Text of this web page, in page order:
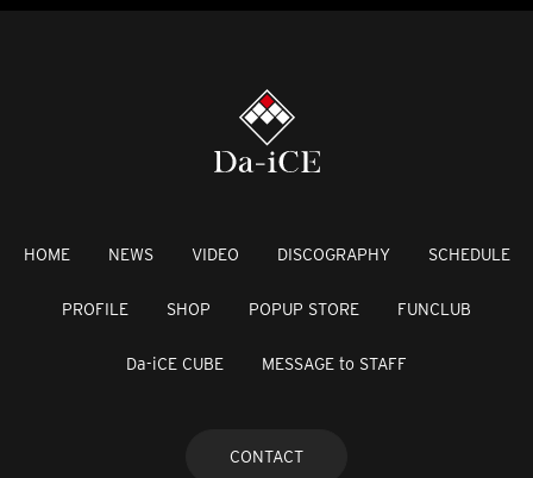
HOME NEWS VIDEO DISCOGRAPHY SCHEDULE
PROFILE SHOP POPUP STORE FUNCLUB
Da-iCE CUBE MESSAGE to STAFF
CONTACT